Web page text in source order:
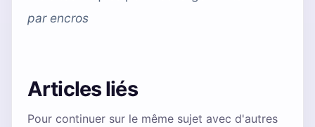
parencros
Articles liés
Pour continuer sur le même sujet avec d'autres